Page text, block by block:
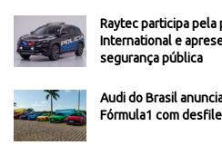
Raytec participa pela
International e
segurança pública
Audi do Brasil
Fórmula1 com